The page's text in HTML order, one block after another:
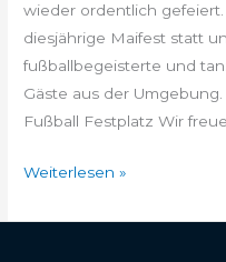
wieder ordentlich
diesjährige Maifest statt
fußballbegeisterte und
Gäste aus der
Fußball Festplatz Wir
Weiterlesen »